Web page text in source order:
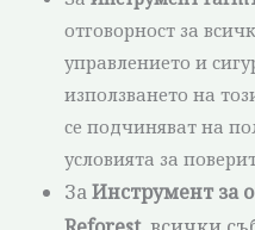
отговорност за
управлението и
използването на
се подчиняват на
условията за
ЗаИнструмент за